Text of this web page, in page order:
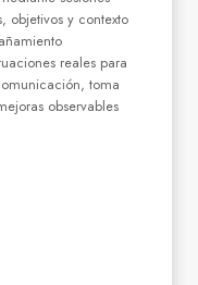
objetivos y contexto
reales para
toma
observables